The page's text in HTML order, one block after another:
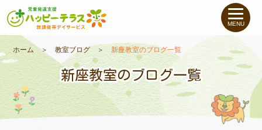
私たちについて
未就学のお子さま（０〜６才）
小学生〜高校生のお子さま
支援事例
MENU
ホーム ＞教室ブログ ＞新座教室のブログ一覧
新座教室のブログ一覧